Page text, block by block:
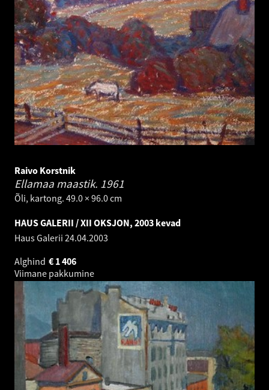
Raivo Korstnik
Ellamaa maastik. 1961
Õli, kartong. 49.0 × 96.0 cm
HAUS GALERII / XII OKSJON, 2003 kevad
Haus Galerii 24.04.2003
Alghind
1 406
€
Viimane pakkumine